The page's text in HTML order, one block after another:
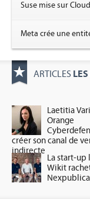
Suse mise sur
Meta crée une
ARTICLES
Laetitia
Orange
créer son canal de
indirecte
La start-up
Wikit
Nexpublica